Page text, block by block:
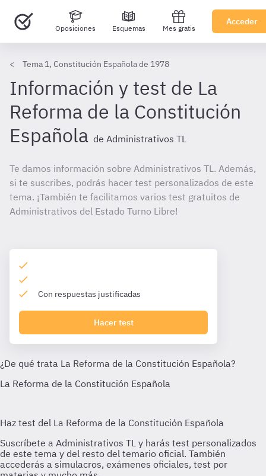
Oposiciones Esquemas Mes gratis
Acceder
Tema 1, Constitución Española de 1978
Información y test de La
Reforma de la Constitución
Española de Administrativos TL
Te damos información sobre Administrativos TL. Además,
si te suscribes, podrás hacer test personalizados de este
tema. ¡También te facilitamos varios test gratuitos de
Administrativos del Estado Turno Libre!
Con respuestas justificadas
Hacer test